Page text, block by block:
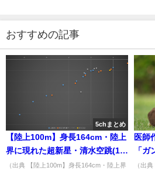
おすすめの記事
5chまとめ
【陸上100m】身長164cm・陸上
界に現れた超新星・清水空跳(16)
とは何者か 「背の順は1番前か
（出典 【陸上100m】身長164cm・陸上界
医師
「
本
（出